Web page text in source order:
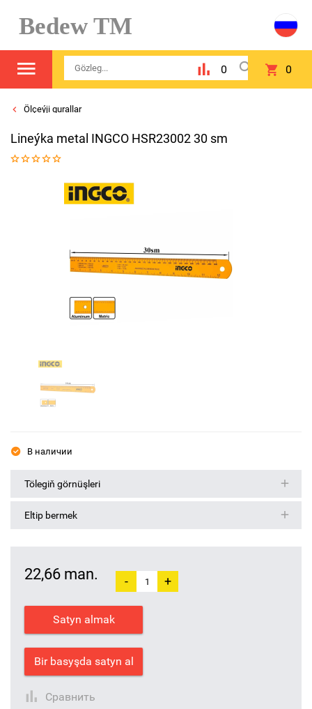
Bedew TM
0 0
Ölçeýji gurallar
Lineýka metal INGCO HSR23002 30 sm
В наличии
Tölegiň görnüşleri
Eltip bermek
22,66 man. - +
Satyn almak
Bir basyşda satyn al
Сравнить